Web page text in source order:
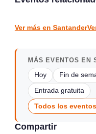
Sarón
Ver más en Santander
MÁS EVENTOS EN
Hoy Fin de
Entrada gratuita
Todos los
Compartir